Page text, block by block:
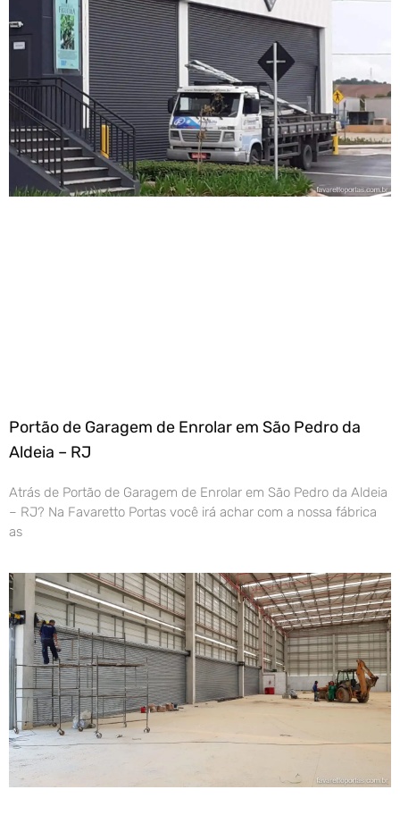
Portão de Garagem de Enrolar em São Pedro da
Aldeia – RJ
Atrás de Portão de Garagem de Enrolar em São Pedro da Aldeia
– RJ? Na Favaretto Portas você irá achar com a nossa fábrica
as